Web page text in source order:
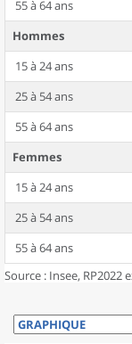
55 à 64 ans
Hommes
15 à 24 ans
25 à 54 ans
55 à 64 ans
Femmes
15 à 24 ans
25 à 54 ans
55 à 64 ans
Source : Insee,